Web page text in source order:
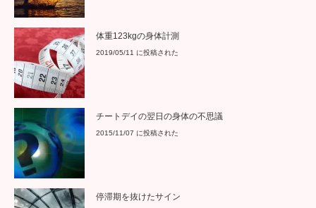
体重123kgの身体計測
2019/05/11 に投稿された
チートデイの翌日の身体の不思議
2015/11/07 に投稿された
停滞期を抜けたサイン